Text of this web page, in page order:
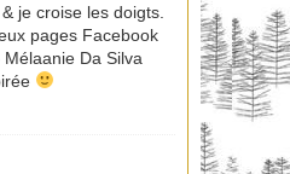
je croise les doigts.
pages Facebook
Da Silva